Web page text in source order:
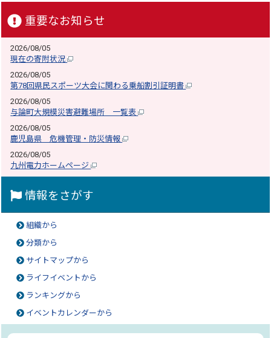
重要なお知らせ
2026/08/05
現在の寄附状況
2026/08/05
第78回県民スポーツ大会に関わる乗船割引証明書
2026/08/05
与論町大規模災害避難場所 一覧表
2026/08/05
鹿児島県 危機管理・防災情報
2026/08/05
九州電力ホームページ
情報をさがす
組織から
分類から
サイトマップから
ライフイベントから
ランキングから
イベントカレンダーから